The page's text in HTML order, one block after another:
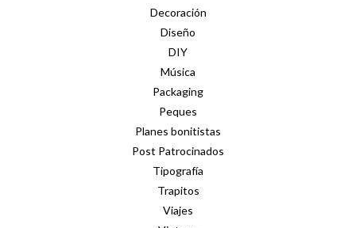
Decoración
Diseño
DIY
Música
Packaging
Peques
Planes bonitistas
Post Patrocinados
Tipografía
Trapitos
Viajes